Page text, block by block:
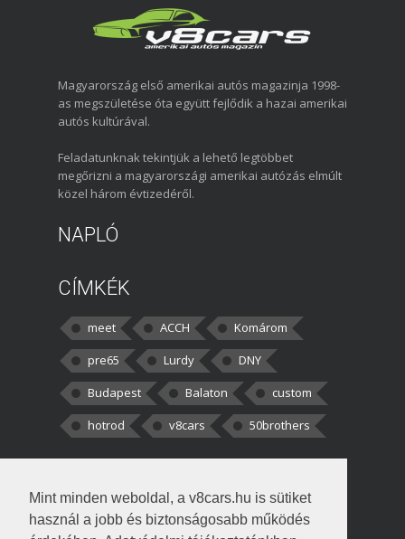
Mint minden weboldal, a v8cars.hu is sütiket
használ a jobb és biztonságosabb működés
Magyarország első amerikai autós magazinja 1998-
as megszületése óta együtt fejlődik a hazai amerikai
autós kultúrával.
Feladatunknak tekintjük a lehető legtöbbet
megőrizni a magyarországi amerikai autózás elmúlt
közel három évtizedéről.
NAPLÓ
CÍMKÉK
meet ACCH
Komárom
pre65
Lurdy
DNY
Budapest
Balaton
custom
hotrod
v8cars 50brothers
kortisz:Elszúrtam! Én csak két
darabbaal számoltam. Nem tudtam, hogy fél autót,